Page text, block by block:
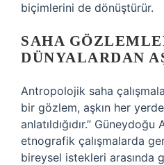
biçimlerini de dönüştürür.
SAHA
DÜNYALARDAN
Antropolojik saha
bir gözlem, aşkın her
anlatıldığıdır.” Güneydoğu
etnografik çalışmalarda
bireysel istekleri arasında